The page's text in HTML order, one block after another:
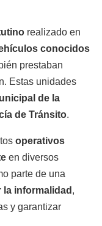
realizado en
conocidos
prestaban
Estas unidades
de la
de Tránsito.
operativos
en diversos
parte de una
informalidad ,
y garantizar